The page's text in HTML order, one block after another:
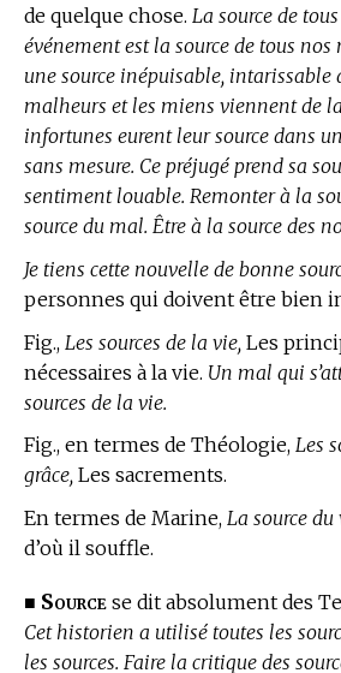
de quelque chose. La source de
événement est la source de tous
une source inépuisable, intarissable
malheurs et les miens viennent de
infortunes eurent leur source dans
sans mesure. Ce préjugé prend sa
sentiment louable. Remonter à la
source du mal. Être à la source des
Je tiens cette nouvelle de bonne
personnes qui doivent être bien
Fig., Les sources de la vie, Les
nécessaires à la vie. Un mal qui
sources de la vie.
Fig., en termes de Théologie, Les
grâce, Les sacrements.
En termes de Marine, La source du
d’où il souffle.
■ Source se dit absolument des
Cet historien a utilisé toutes les
les sources. Faire la critique des